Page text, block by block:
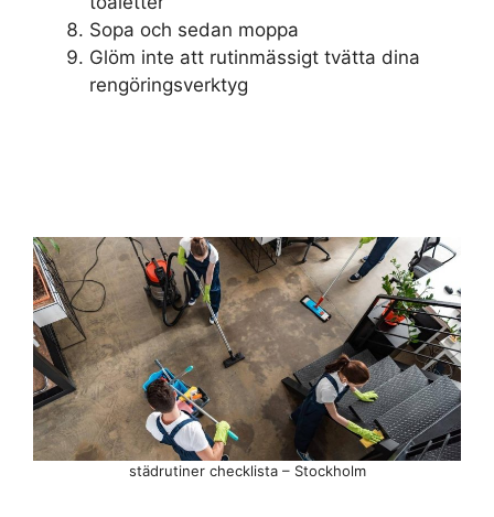
Sopa och sedan moppa
Glöm inte att rutinmässigt tvätta dina
rengöringsverktyg
städrutiner checklista – Stockholm